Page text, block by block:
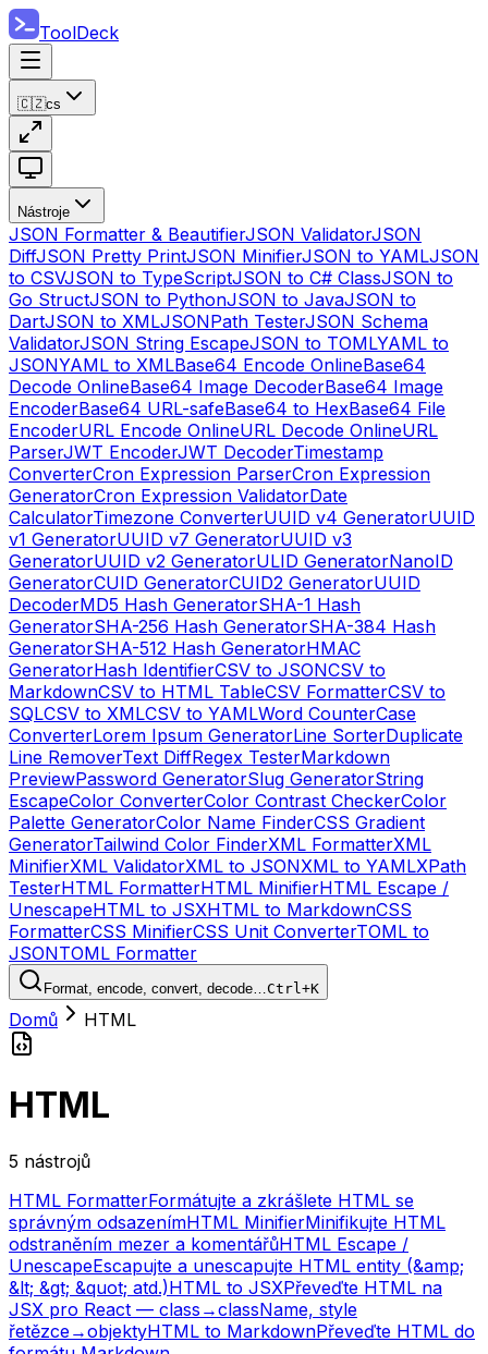
ToolDeck
🇨🇿cs
Nástroje
JSON Formatter & BeautifierJSON ValidatorJSON
DiffJSON Pretty PrintJSON MinifierJSON to YAMLJSON
to CSVJSON to TypeScriptJSON to C# ClassJSON to
Go StructJSON to PythonJSON to JavaJSON to
DartJSON to XMLJSONPath TesterJSON Schema
ValidatorJSON String EscapeJSON to TOMLYAML to
JSONYAML to XMLBase64 Encode OnlineBase64
Decode OnlineBase64 Image DecoderBase64 Image
EncoderBase64 URL-safeBase64 to HexBase64 File
EncoderURL Encode OnlineURL Decode OnlineURL
ParserJWT EncoderJWT DecoderTimestamp
ConverterCron Expression ParserCron Expression
GeneratorCron Expression ValidatorDate
CalculatorTimezone ConverterUUID v4 GeneratorUUID
v1 GeneratorUUID v7 GeneratorUUID v3
GeneratorUUID v2 GeneratorULID GeneratorNanoID
GeneratorCUID GeneratorCUID2 GeneratorUUID
DecoderMD5 Hash GeneratorSHA-1 Hash
GeneratorSHA-256 Hash GeneratorSHA-384 Hash
GeneratorSHA-512 Hash GeneratorHMAC
GeneratorHash IdentifierCSV to JSONCSV to
MarkdownCSV to HTML TableCSV FormatterCSV to
SQLCSV to XMLCSV to YAMLWord CounterCase
ConverterLorem Ipsum GeneratorLine SorterDuplicate
Line RemoverText DiffRegex TesterMarkdown
PreviewPassword GeneratorSlug GeneratorString
EscapeColor ConverterColor Contrast CheckerColor
Palette GeneratorColor Name FinderCSS Gradient
GeneratorTailwind Color FinderXML FormatterXML
MinifierXML ValidatorXML to JSONXML to YAMLXPath
TesterHTML FormatterHTML MinifierHTML Escape /
UnescapeHTML to JSXHTML to MarkdownCSS
FormatterCSS MinifierCSS Unit ConverterTOML to
JSONTOML Formatter
Format, encode, convert, decode…Ctrl+K
Domů HTML
HTML
5 nástrojů
HTML FormatterFormátujte a zkrášlete HTML se
správným odsazenímHTML MinifierMinifikujte HTML
odstraněním mezer a komentářůHTML Escape /
UnescapeEscapujte a unescapujte HTML entity (&amp;
&lt; &gt; &quot; atd.)HTML to JSXPřeveďte HTML na
JSX pro React — class→className, style
řetězce→objektyHTML to MarkdownPřeveďte HTML do